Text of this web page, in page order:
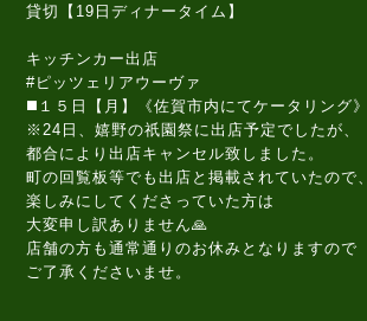
貸切【19日ディナータイム】
キッチンカー出店
#ピッツェリアウーヴァ
◼️１５日【月】《佐賀市内にてケータリング》
※24日、嬉野の祇園祭に出店予定でしたが、
都合により出店キャンセル致しました。
町の回覧板等でも出店と掲載されていたので、
楽しみにしてくださっていた方は
大変申し訳ありません🙏
店舗の方も通常通りのお休みとなりますので
ご了承くださいませ。